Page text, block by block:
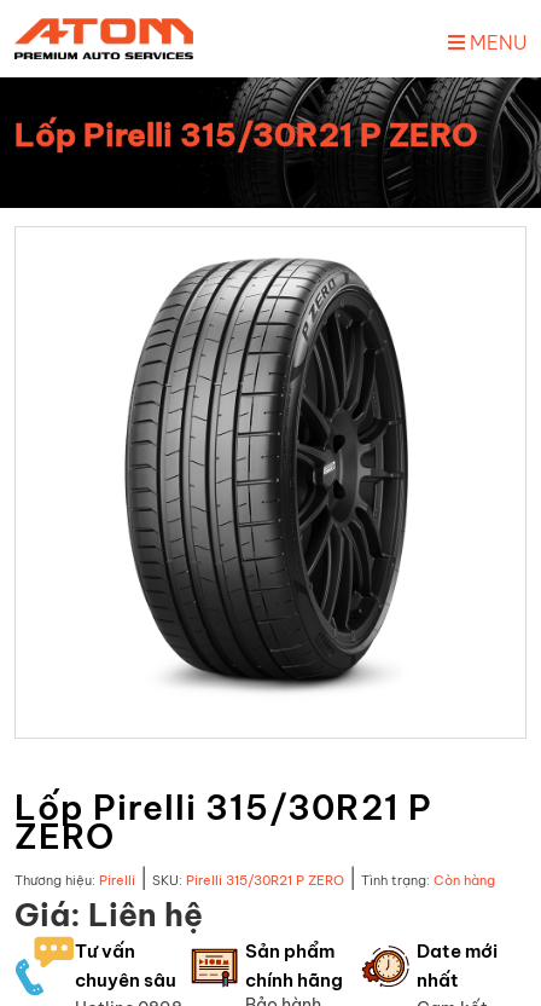
MENU
Lốp Pirelli 315/30R21 P ZERO
Lốp Pirelli 315/30R21 P
ZERO
Thương hiệu: Pirelli SKU: Pirelli 315/30R21 P ZERO Tình trạng: Còn hàng
Giá: Liên hệ
Tư vấn
chuyên sâu
Sản phẩm
chính hãng
Date mới
nhất